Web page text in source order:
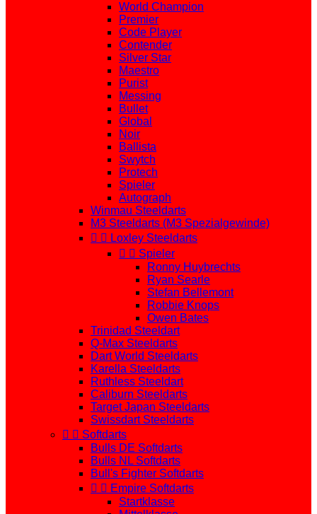
World Champion
Premier
Code Player
Contender
Silver Star
Maestro
Purist
Messing
Bullet
Global
Noir
Ballista
Swytch
Protech
Spieler
Autograph
Winmau Steeldarts
M3 Steeldarts (M3 Spezialgewinde)
  Loxley Steeldarts
  Spieler
Ronny Huybrechts
Ryan Searle
Stefan Bellemont
Robbie Knops
Owen Bates
Trinidad Steeldart
Q-Max Steeldarts
Dart World Steeldarts
Karella Steeldarts
Ruthless Steeldart
Caliburn Steeldarts
Target Japan Steeldarts
Swissdart Steeldarts
  Softdarts
Bulls DE Softdarts
Bulls NL Softdarts
Bull's Fighter Softdarts
  Empire Softdarts
Startklasse